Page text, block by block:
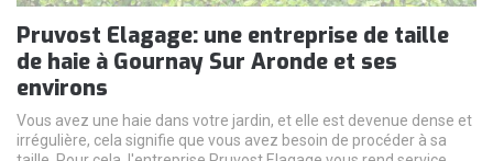
Pruvost Elagage: une entreprise de taille
de haie à Gournay Sur Aronde et ses
environs
Vous avez une haie dans votre jardin, et elle est devenue dense et
irrégulière, cela signifie que vous avez besoin de procéder à sa